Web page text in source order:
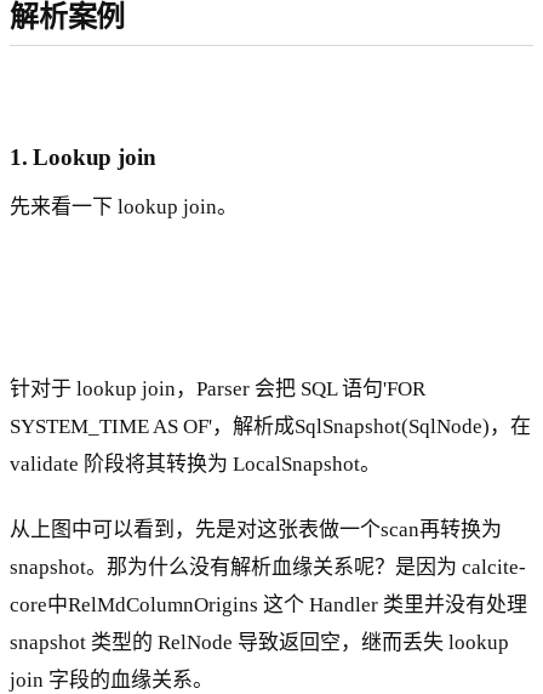
解析案例
1. Lookup join
先来看一下 lookup join。
针对于 lookup join，Parser 会把 SQL 语句'FOR
SYSTEM_TIME AS OF'，解析成SqlSnapshot(SqlNode)，在
validate 阶段将其转换为 LocalSnapshot。
从上图中可以看到，先是对这张表做一个scan再转换为
snapshot。那为什么没有解析血缘关系呢？是因为 calcite-
core中RelMdColumnOrigins 这个 Handler 类里并没有处理
snapshot 类型的 RelNode 导致返回空，继而丢失 lookup
join 字段的血缘关系。